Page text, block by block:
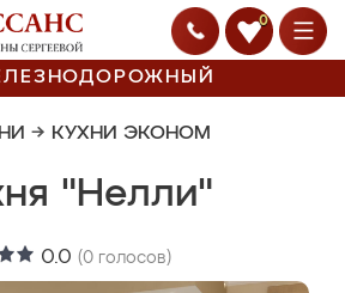
0
→ КУХНИ ЭКОНОМ
"Нелли"
0.0 (0 голосов)